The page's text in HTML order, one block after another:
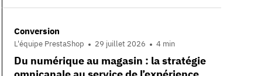
Conversion
L'équipe PrestaShop 29 juillet 2026 4 min
Du numérique au magasin : la stratégie